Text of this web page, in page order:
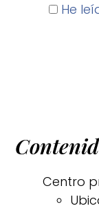
He
Centro